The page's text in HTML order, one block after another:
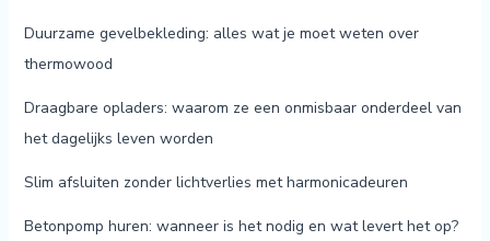
Duurzame gevelbekleding: alles wat je moet weten over
thermowood
Draagbare opladers: waarom ze een onmisbaar onderdeel van
het dagelijks leven worden
Slim afsluiten zonder lichtverlies met harmonicadeuren
Betonpomp huren: wanneer is het nodig en wat levert het op?